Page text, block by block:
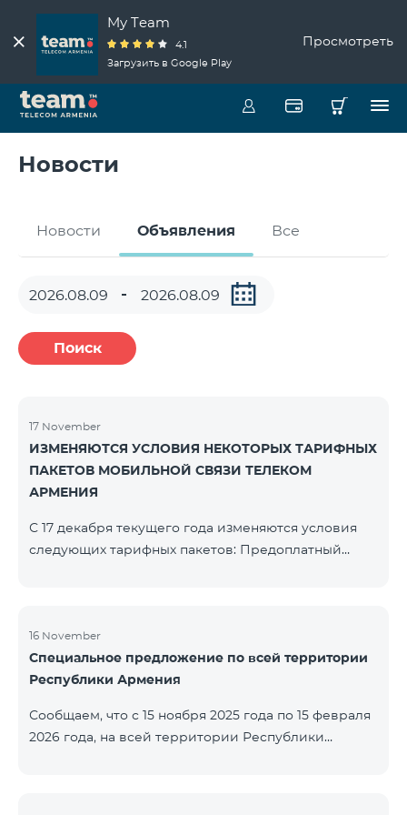
My Team
4.1
Загрузить в Google Play
Просмотреть
Новости
Новости Объявления Все
Поиск
17 November
ИЗМЕНЯЮТСЯ УСЛОВИЯ НЕКОТОРЫХ ТАРИФНЫХ
ПАКЕТОВ МОБИЛЬНОЙ СВЯЗИ ТЕЛЕКОМ
АРМЕНИЯ
С 17 декабря текущего года изменяются условия
следующих тарифных пакетов: Предоплатный
Абоненты получат 600 минут на все сети РА, США,
Канады, Beeline РФ и Tele2 вместо прежних 300
минут и 14 ГБ интернета вместо прежних 7 ГБ.
будет переименован в «Be Free 3200». Абонентская
пла
16 November
Специальное предложение по всей территории
Республики Армения
Сообщаем, что с 15 ноября 2025 года по 15 февраля
2026 года, на всей территории Республики